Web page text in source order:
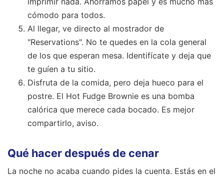
cómodo para todos.
Al llegar, ve directo al mostrador de
"Reservations". No te quedes en la cola general
de los que esperan mesa. Identifícate y deja que
te guíen a tu sitio.
Disfruta de la comida, pero deja hueco para el
postre. El Hot Fudge Brownie es una bomba
calórica que merece cada bocado. Es mejor
compartirlo, aviso.
Qué hacer después de cenar
La noche no acaba cuando pides la cuenta. Estás en el